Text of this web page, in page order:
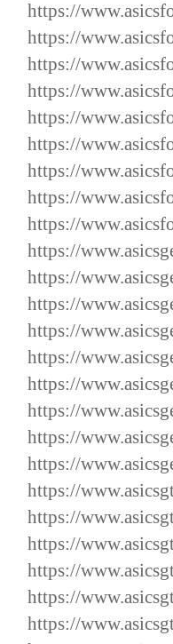
https://
https://
https://
https://
https://
https://
https://
https://
https://
https://
https://
https://
https://
https://
https://
https://
https://
https://
https://
https://
https://
https://
https://
https://